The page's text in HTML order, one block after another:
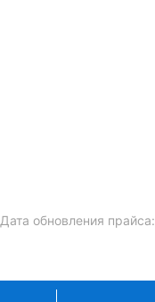
Дата обновления прайса: